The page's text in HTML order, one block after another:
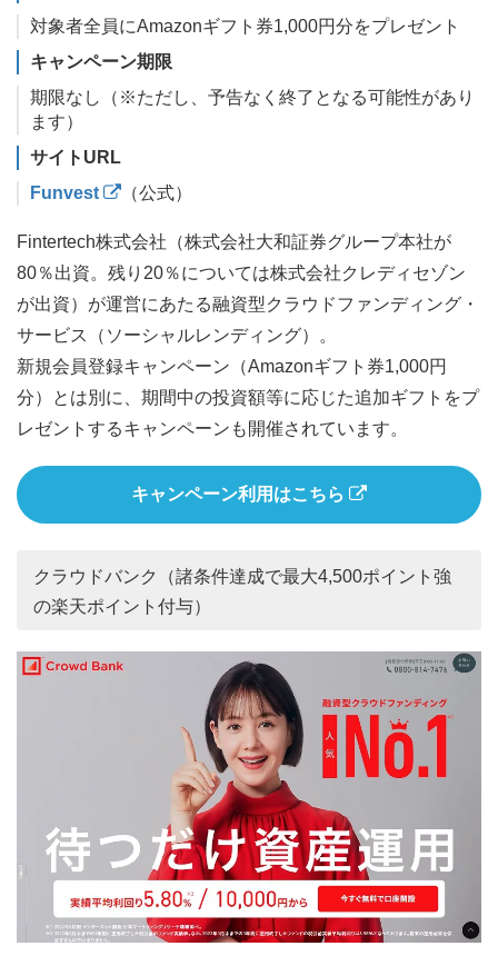
対象者全員にAmazonギフト券1,000円分をプレゼント
キャンペーン期限
期限なし（※ただし、予告なく終了となる可能性があり
ます）
サイトURL
Funvest
（公式）
Fintertech株式会社（株式会社大和証券グループ本社が
80％出資。残り20％については株式会社クレディセゾン
が出資）が運営にあたる融資型クラウドファンディング・
サービス（ソーシャルレンディング）。
新規会員登録キャンペーン（Amazonギフト券1,000円
分）とは別に、期間中の投資額等に応じた追加ギフトをプ
レゼントするキャンペーンも開催されています。
キャンペーン利用はこちら
クラウドバンク（諸条件達成で最大4,500ポイント強
の楽天ポイント付与）